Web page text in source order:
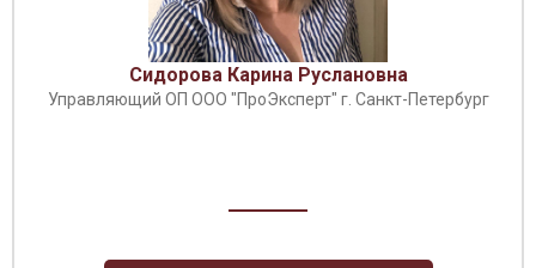
Сидорова Карина Руслановна
Управляющий ОП ООО "ПроЭксперт" г. Санкт-Петербург